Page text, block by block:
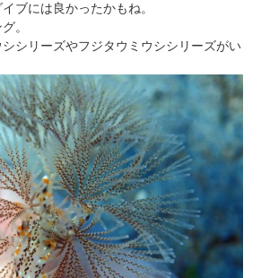
ブには良かったかもね。
。
シリーズやフジタウミウシシリーズがい